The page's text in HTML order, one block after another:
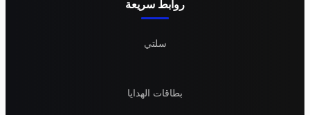
روابط سريعة
سلتي
بطاقات الهدايا